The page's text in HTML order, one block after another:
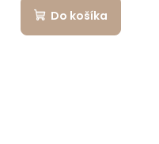
Do košíka